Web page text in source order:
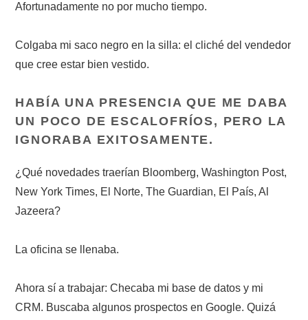
Afortunadamente no por mucho tiempo.
Colgaba mi saco negro en la silla: el cliché del vendedor
que cree estar bien vestido.
HABÍA UNA PRESENCIA QUE ME DABA
UN POCO DE ESCALOFRÍOS, PERO LA
IGNORABA EXITOSAMENTE.
¿Qué novedades traerían Bloomberg, Washington Post,
New York Times, El Norte, The Guardian, El País, Al
Jazeera?
La oficina se llenaba.
Ahora sí a trabajar: Checaba mi base de datos y mi
CRM. Buscaba algunos prospectos en Google. Quizá